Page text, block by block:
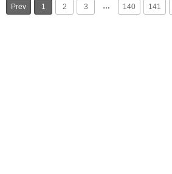
Prev 1 2 3 … 140 141